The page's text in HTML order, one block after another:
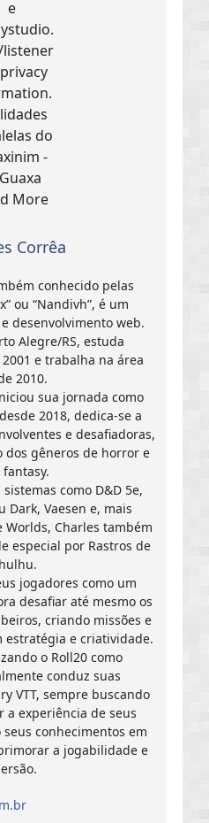
Corrêa
conhecido pelas
ou “Nandivh”, é um
desenvolvimento web.
Alegre/RS, estuda
e trabalha na área
2010.
sua jornada como
2018, dedica-se a
e desafiadoras,
dos gêneros de horror e
como D&D 5e,
Dark, Vaesen e, mais
Worlds, Charles também
especial por Rastros de
jogadores como um
desafiar até mesmo os
criando missões e
estratégia e criatividade.
o Roll20 como
conduz suas
VTT, sempre buscando
a experiência de seus
conhecimentos em
a jogabilidade e